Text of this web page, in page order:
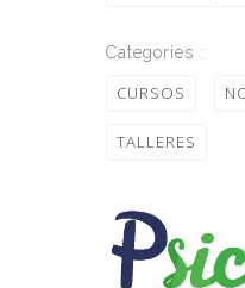
Categories :
CURSOS
TALLERES